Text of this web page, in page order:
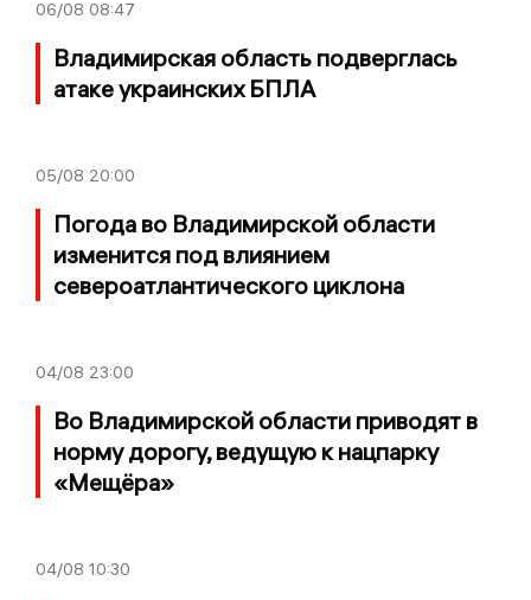
06/08 08:47
Владимирская область подверглась
атаке украинских БПЛА
05/08 20:00
Погода во Владимирской области
изменится под влиянием
североатлантического циклона
04/08 23:00
Во Владимирской области приводят в
норму дорогу, ведущую к нацпарку
«Мещёра»
04/08 10:30